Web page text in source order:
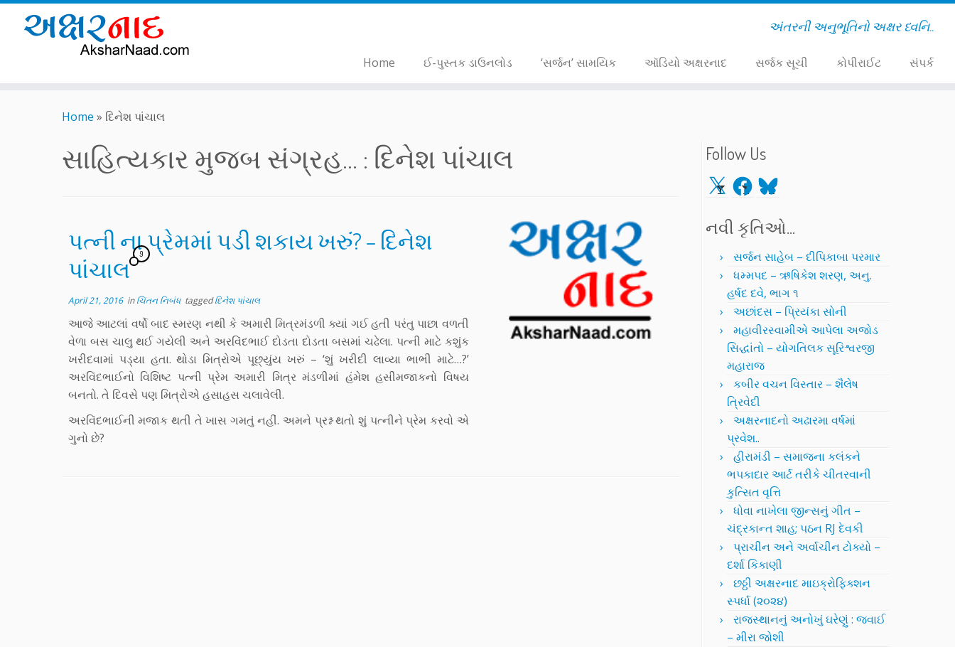
અંતરની અનુભૂતિનો અક્ષર ધ્વનિ..
Home ઈ-પુસ્તક ડાઉનલોડ ‘સર્જન’ સામયિક ઑડિયો અક્ષરનાદ સર્જક સૂચી કોપીરાઈટ સંપર્ક
Home » દિનેશ પાંચાલ
સાહિત્યકાર મુજબ સંગ્રહ... : દિનેશ પાંચાલ
પત્ની ના પ્રેમમાં પડી શકાય ખરું? – દિનેશ
પાંચાલ
9
April 21, 2016inચિંતન નિબંધ taggedદિનેશ પાંચાલ
આજે આટલાં વર્ષો બાદ સ્મરણ નથી કે અમારી મિત્રમંડળી ક્યાં ગઈ હતી પરંતુ પાછા વળતી
વેળા બસ ચાલુ થઈ ગયેલી અને અરવિંદભાઈ દોડતા દોડતા બસમાં ચઢેલા. પત્ની માટે કશુંક
ખરીદવામાં પડ્યા હતા. થોડા મિત્રોએ પૂછ્યુંય ખરું – ‘શું ખરીદી લાવ્યા ભાભી માટે…?’
અરવિંદભાઈનો વિશિષ્ટ પત્ની પ્રેમ અમારી મિત્ર મંડળીમાં હંમેશ હસીમજાકનો વિષય
બનતો. તે દિવસે પણ મિત્રોએ હસાહસ ચલાવેલી.
અરવિંદભાઈની મજાક થતી તે ખાસ ગમતું નહીં. અમને પ્રશ્ન થતો શું પત્નીને પ્રેમ કરવો એ
ગુનો છે?
Follow Us
X Facebook
Bluesky
નવી કૃતિઓ…
સર્જન સાહેબ – દીપિકાબા પરમાર
ધમ્મપદ – ઋષિકેશ શરણ, અનુ.
હર્ષદ દવે, ભાગ ૧
અછાંદસ – પ્રિયંકા સોની
મહાવીરસ્વામીએ આપેલા અજોડ
સિદ્ધાંતો – યોગતિલક સૂરિશ્વરજી
મહારાજ
કબીર વચન વિસ્તાર – શૈલેષ
ત્રિવેદી
અક્ષરનાદનો અઢારમા વર્ષમાં
પ્રવેશ..
હીરામંડી – સમાજના કલંકને
ભપકાદાર આર્ટ તરીકે ચીતરવાની
કુત્સિત વૃત્તિ
ધોવા નાખેલા જીન્સનું ગીત –
ચંદ્રકાન્ત શાહ; પઠન RJ દેવકી
પ્રાચીન અને અર્વાચીન ટોક્યો –
દર્શા કિકાણી
છઠ્ઠી અક્ષરનાદ માઇક્રોફિક્શન
સ્પર્ધા (૨૦૨૪)
રાજસ્થાનનું અનોખું ઘરેણું : જવાઈ
– મીરા જોશી